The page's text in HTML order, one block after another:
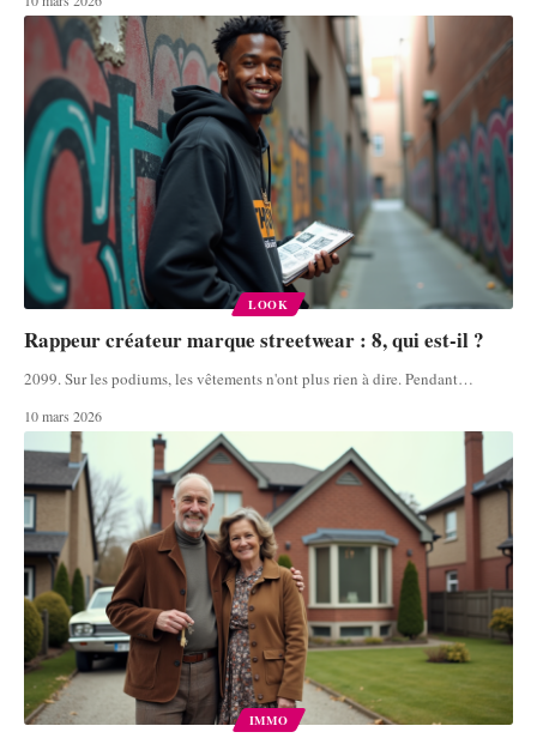
LOOK
Rappeur créateur marque streetwear : 8, qui est-il ?
2099. Sur les podiums, les vêtements n'ont plus rien à dire. Pendant…
10 mars 2026
IMMO